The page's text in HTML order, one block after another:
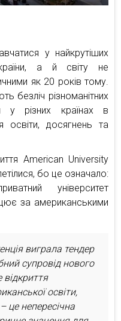
у найкрутіших
а й світу не
як 20 років тому.
безліч різноманітних
у різних країнах в
освіти, досягнень та
American University
бо це означало:
університет
за американськими
виграла тендер
супровід нового
відкриття
освіти,
це непересічна